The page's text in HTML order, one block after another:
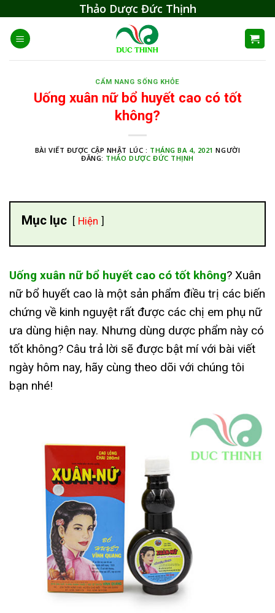
content
Thảo Dược Đức Thịnh
CẨM NANG SỐNG KHỎE
Uống xuân nữ bổ huyết cao có tốt
không?
BÀI VIẾT ĐƯỢC CẬP NHẬT LÚC : THÁNG BA 4, 2021 NGƯỜI
ĐĂNG: THẢO DƯỢC ĐỨC THỊNH
Mục lục Hiện
Uống xuân nữ bổ huyết cao có tốt không? Xuân
nữ bổ huyết cao là một sản phẩm điều trị các biến
chứng về kinh nguyệt rất được các chị em phụ nữ
ưa dùng hiện nay. Nhưng dùng dược phẩm này có
tốt không? Câu trả lời sẽ được bật mí với bài viết
ngày hôm nay, hãy cùng theo dõi với chúng tôi
bạn nhé!